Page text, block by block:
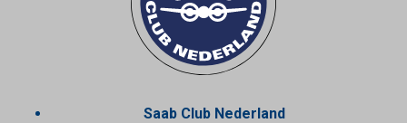
Saab Club Nederland